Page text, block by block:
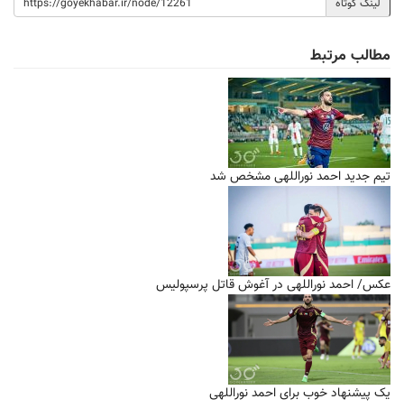
لینک کوتاه
مطالب مرتبط
تیم جدید احمد نوراللهی مشخص شد
عکس/ احمد نوراللهی در آغوش قاتل پرسپولیس
یک پیشنهاد خوب برای احمد نوراللهی